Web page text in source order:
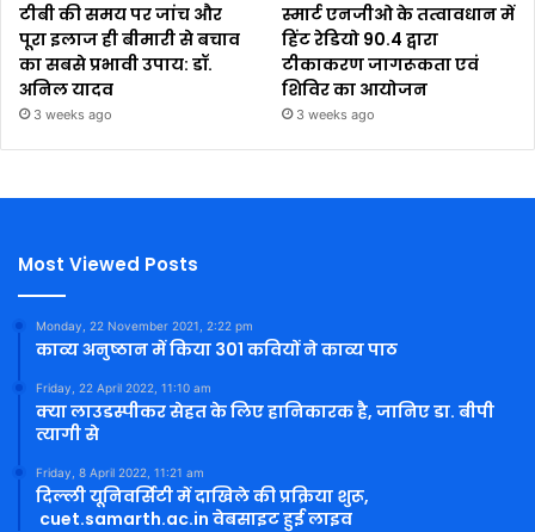
टीबी की समय पर जांच और
पूरा इलाज ही बीमारी से बचाव
का सबसे प्रभावी उपाय: डॉ.
अनिल यादव
3 weeks ago
स्मार्ट एनजीओ के तत्वावधान में
हिंट रेडियो 90.4 द्वारा
टीकाकरण जागरूकता एवं
शिविर का आयोजन
3 weeks ago
Most Viewed Posts
Monday, 22 November 2021, 2:22 pm
काव्य अनुष्ठान में किया 301 कवियों ने काव्य पाठ
Friday, 22 April 2022, 11:10 am
क्या लाउडस्पीकर सेहत के लिए हानिकारक है, जानिए डा. बीपी
त्यागी से
Friday, 8 April 2022, 11:21 am
दिल्ली यूनिवर्सिटी में दाखिले की प्रक्रिया शुरू,
cuet.samarth.ac.in वेबसाइट हुई लाइव